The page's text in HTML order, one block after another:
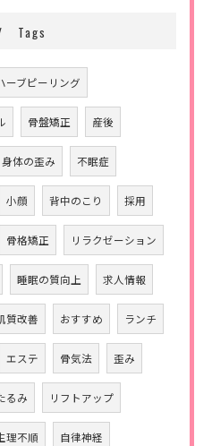
Tags
ーブピーリング
骨盤矯正 産後
身体の歪み 不眠症
小顔 背中のこり 採用
骨格矯正 リラクゼーション
睡眠の質向上 求人情報
質改善 おすすめ ランチ
エステ 骨気法 歪み
るみ リフトアップ
理不順 自律神経